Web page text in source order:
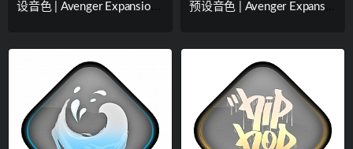
设音色 | Avenger Expansion
预设音色 | Avenger Expansio